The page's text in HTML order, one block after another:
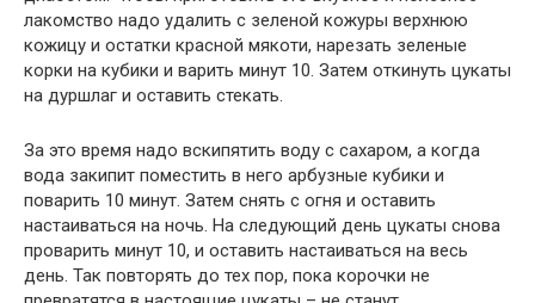
лакомство надо удалить с зеленой кожуры верхнюю
кожицу и остатки красной мякоти, нарезать зеленые
корки на кубики и варить минут 10. Затем откинуть цукаты
на дуршлаг и оставить стекать.
За это время надо вскипятить воду с сахаром, а когда
вода закипит поместить в него арбузные кубики и
поварить 10 минут. Затем снять с огня и оставить
настаиваться на ночь. На следующий день цукаты снова
проварить минут 10, и оставить настаиваться на весь
день. Так повторять до тех пор, пока корочки не